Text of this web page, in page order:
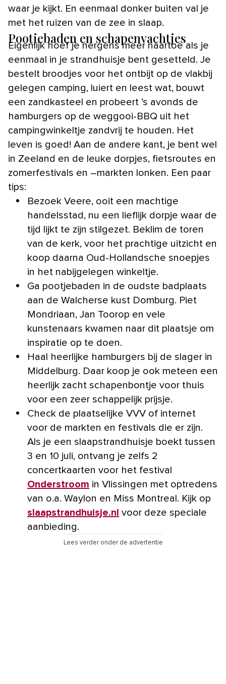
waar je kijkt. En eenmaal donker buiten val je
met het ruizen van de zee in slaap.
Pootjebaden en schapenvachtjes
Eigenlijk hoef je nergens meer naartoe als je
eenmaal in je strandhuisje bent gesetteld. Je
bestelt broodjes voor het ontbijt op de vlakbij
gelegen camping, luiert en leest wat, bouwt
een zandkasteel en probeert ’s avonds de
hamburgers op de weggooi-BBQ uit het
campingwinkeltje zandvrij te houden. Het
leven is goed! Aan de andere kant, je bent wel
in Zeeland en de leuke dorpjes, fietsroutes en
zomerfestivals en –markten lonken. Een paar
tips:
Bezoek Veere, ooit een machtige
handelsstad, nu een lieflijk dorpje waar de
tijd lijkt te zijn stilgezet. Beklim de toren
van de kerk, voor het prachtige uitzicht en
koop daarna Oud-Hollandsche snoepjes
in het nabijgelegen winkeltje.
Ga pootjebaden in de oudste badplaats
aan de Walcherse kust Domburg. Piet
Mondriaan, Jan Toorop en vele
kunstenaars kwamen naar dit plaatsje om
inspiratie op te doen.
Haal heerlijke hamburgers bij de slager in
Middelburg. Daar koop je ook meteen een
heerlijk zacht schapenbontje voor thuis
voor een zeer schappelijk prijsje.
Check de plaatselijke VVV of internet
voor de markten en festivals die er zijn.
Als je een slaapstrandhuisje boekt tussen
3 en 10 juli, ontvang je zelfs 2
concertkaarten voor het festival
Onderstroom in Vlissingen met optredens
van o.a. Waylon en Miss Montreal. Kijk op
slaapstrandhuisje.nl voor deze speciale
aanbieding.
Lees verder onder de advertentie